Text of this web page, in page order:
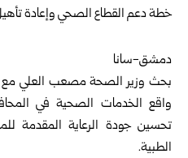
دمشق-سانا
بحث وزير الصحةمصعب العلي مع
واقع الخدمات الصحية في
تحسين جودة الرعاية المقدمة
الطبية.